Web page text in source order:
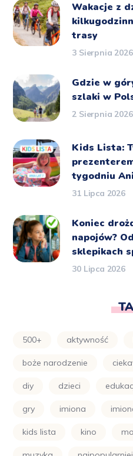
Wakacje z
trasy
3 Sierpnia 2026
Gdzie w
szlaki w
2 Sierpnia 2026
Kids Lista:
tygodniu
31 Lipca 2026
Koniec
napojów?
sklepikach
30 Lipca 2026
500+ aktywność
boże narodzenie
diy dzieci
gry imiona
kids lista kino